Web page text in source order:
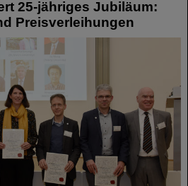
25-jähriges Jubiläum:
Preisverleihungen